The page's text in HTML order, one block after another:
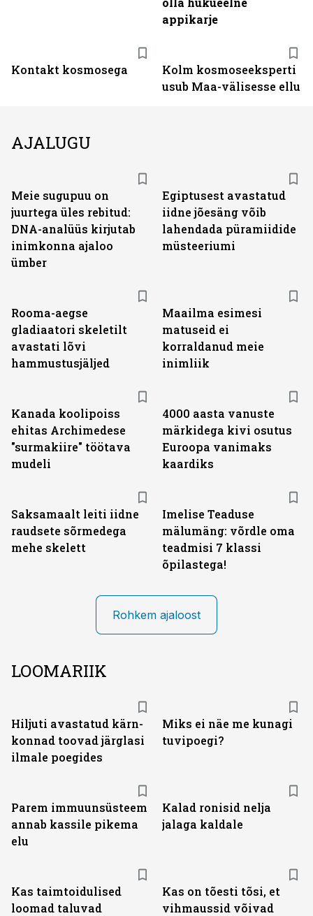
appikarje
Kontakt kosmosega
Kolm kosmoseeksperti
usub Maa-välisesse ellu
AJALUGU
Meie sugu­puu on
juurtega üles rebitud:
DNA-analüüs kirjutab
inimkonna ajaloo
ümber
Egiptusest avastatud
iidne jõesäng võib
lahendada püramiidide
müsteeriumi
Rooma-aegse
gladiaatori skeletilt
avastati lõvi
hammustusjäljed
Maailma esimesi
matuseid ei
korraldanud meie
inimliik
Kanada koolipoiss
ehitas Archimedese
"surmakiire" töötava
mudeli
4000 aasta vanuste
märkidega kivi osutus
Euroopa vanimaks
kaardiks
Saksamaalt leiti iidne
raudsete sõrmedega
mehe skelett
Imelise Teaduse
mälumäng: võrdle oma
teadmisi 7 klassi
õpilastega!
Rohkem ajaloost
LOOMARIIK
Hiljuti avastatud kärn­
konnad toovad järglasi
ilmale poegides
Miks ei näe me kunagi
tuvipoegi?
Parem immuunsüsteem
annab kassile pikema
elu
Kalad ronisid nelja
jalaga kaldale
Kas taimtoidulised
loomad taluvad
Kas on tõesti tõsi, et
vihmaussid võivad